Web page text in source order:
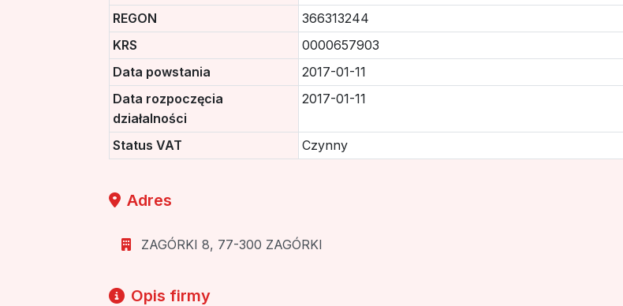
REGON
366313244
KRS
0000657903
Data powstania
2017-01-11
Data rozpoczęcia
działalności
2017-01-11
Status VAT Czynny
Adres
ZAGÓRKI 8, 77-300 ZAGÓRKI
Opis firmy